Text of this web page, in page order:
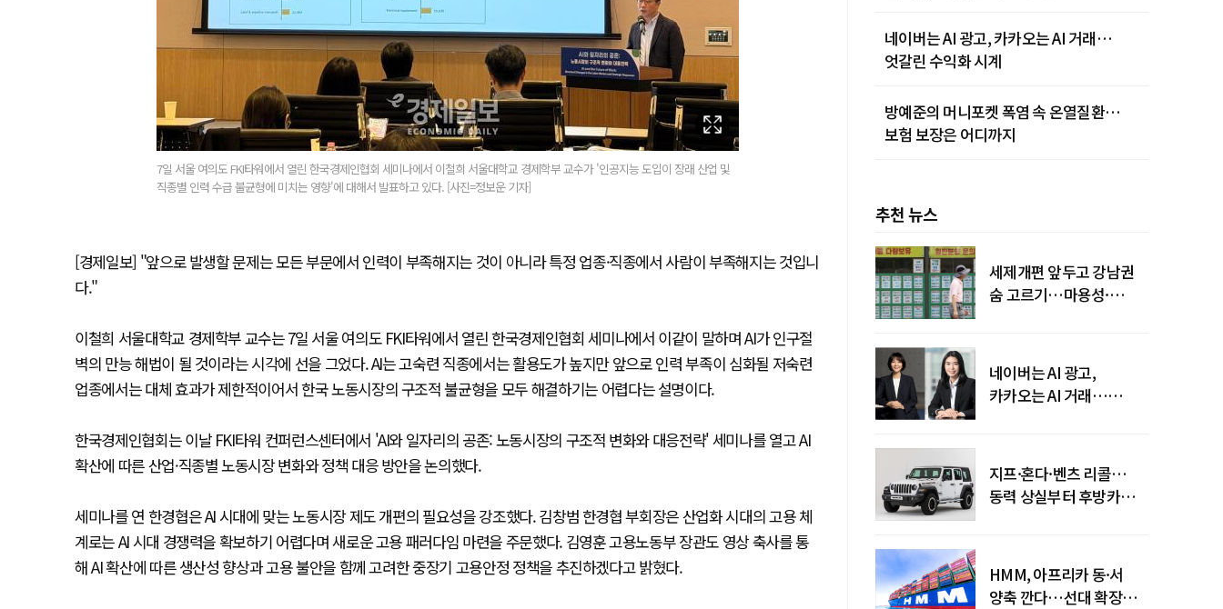
7일 서울 여의도 FKI타워에서 열린 한국경제인협회 세미나에서 이철희 서울대학교 경제학부 교수가 '인공지능 도입이 장래 산업 및
직종별 인력 수급 불균형에 미치는 영향'에 대해서 발표하고 있다. [사진=정보운 기자]
[경제일보] "앞으로 발생할 문제는 모든 부문에서 인력이 부족해지는 것이 아니라 특정 업종·직종에서 사람이 부족해지는 것입니
다."
이철희 서울대학교 경제학부 교수는 7일 서울 여의도 FKI타워에서 열린 한국경제인협회 세미나에서 이같이 말하며 AI가 인구절
벽의 만능 해법이 될 것이라는 시각에 선을 그었다. AI는 고숙련 직종에서는 활용도가 높지만 앞으로 인력 부족이 심화될 저숙련
업종에서는 대체 효과가 제한적이어서 한국 노동시장의 구조적 불균형을 모두 해결하기는 어렵다는 설명이다.
한국경제인협회는 이날 FKI타워 컨퍼런스센터에서 'AI와 일자리의 공존: 노동시장의 구조적 변화와 대응전략' 세미나를 열고 AI
확산에 따른 산업·직종별 노동시장 변화와 정책 대응 방안을 논의했다.
세미나를 연 한경협은 AI 시대에 맞는 노동시장 제도 개편의 필요성을 강조했다. 김창범 한경협 부회장은 산업화 시대의 고용 체
계로는 AI 시대 경쟁력을 확보하기 어렵다며 새로운 고용 패러다임 마련을 주문했다. 김영훈 고용노동부 장관도 영상 축사를 통
해 AI 확산에 따른 생산성 향상과 고용 불안을 함께 고려한 중장기 고용안정 정책을 추진하겠다고 밝혔다.
네이버는 AI 광고, 카카오는 AI 거래…
엇갈린 수익화 시계
방예준의 머니포켓 폭염 속 온열질환…
보험 보장은 어디까지
추천 뉴스
세제개편 앞두고 강남권
숨 고르기…마용성·
네이버는 AI 광고,
카카오는 AI 거래…
지프·혼다·벤츠 리콜…
동력 상실부터 후방카메라
HMM, 아프리카 동·서
양축 깐다…선대 확장